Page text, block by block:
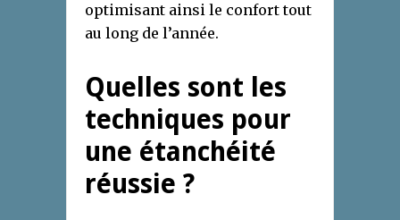
optimisant ainsi le confort tout
au long de l’année.
Quelles sont les
techniques pour
une étanchéité
réussie ?